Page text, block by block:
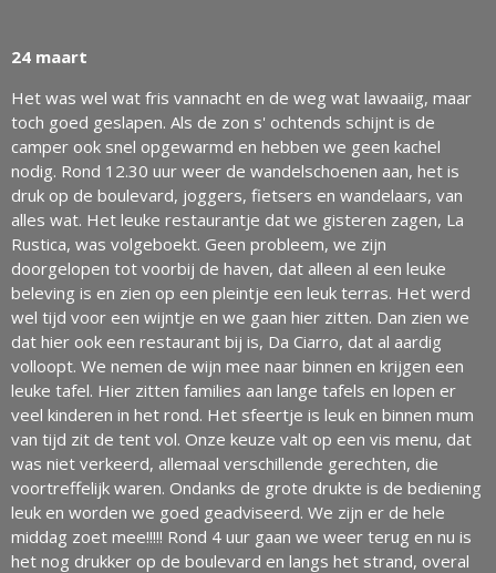
24 maart
Het was wel wat fris vannacht en de weg wat lawaaiig, maar
toch goed geslapen. Als de zon s' ochtends schijnt is de
camper ook snel opgewarmd en hebben we geen kachel
nodig. Rond 12.30 uur weer de wandelschoenen aan, het is
druk op de boulevard, joggers, fietsers en wandelaars, van
alles wat. Het leuke restaurantje dat we gisteren zagen, La
Rustica, was volgeboekt. Geen probleem, we zijn
doorgelopen tot voorbij de haven, dat alleen al een leuke
beleving is en zien op een pleintje een leuk terras. Het werd
wel tijd voor een wijntje en we gaan hier zitten. Dan zien we
dat hier ook een restaurant bij is, Da Ciarro, dat al aardig
volloopt. We nemen de wijn mee naar binnen en krijgen een
leuke tafel. Hier zitten families aan lange tafels en lopen er
veel kinderen in het rond. Het sfeertje is leuk en binnen mum
van tijd zit de tent vol. Onze keuze valt op een vis menu, dat
was niet verkeerd, allemaal verschillende gerechten, die
voortreffelijk waren. Ondanks de grote drukte is de bediening
leuk en worden we goed geadviseerd. We zijn er de hele
middag zoet mee!!!!! Rond 4 uur gaan we weer terug en nu is
het nog drukker op de boulevard en langs het strand, overal